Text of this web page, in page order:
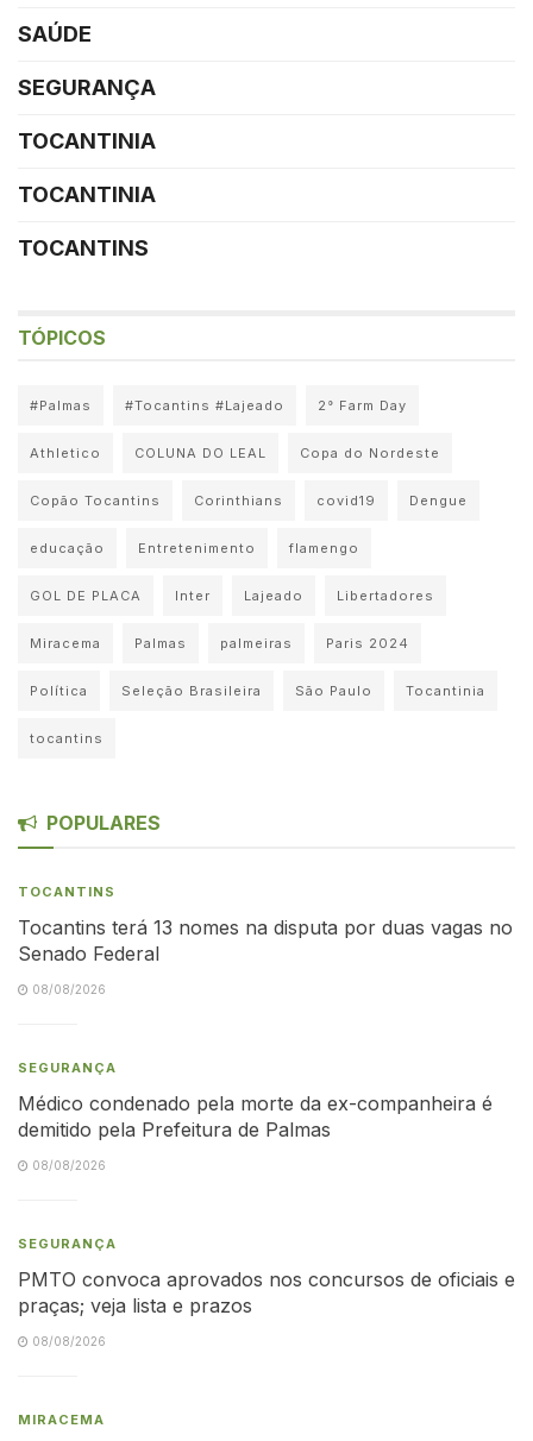
SAÚDE
SEGURANÇA
TOCANTINIA
TOCANTINIA
TOCANTINS
TÓPICOS
#Palmas #Tocantins #Lajeado 2° Farm Day
Athletico COLUNA DO LEAL Copa do Nordeste
Copão Tocantins Corinthians covid19 Dengue
educação Entretenimento flamengo
GOL DE PLACA Inter Lajeado Libertadores
Miracema Palmas palmeiras Paris 2024
Política Seleção Brasileira São Paulo Tocantinia
tocantins
POPULARES
TOCANTINS
Tocantins terá 13 nomes na disputa por duas vagas no
Senado Federal
08/08/2026
SEGURANÇA
Médico condenado pela morte da ex-companheira é
demitido pela Prefeitura de Palmas
08/08/2026
SEGURANÇA
PMTO convoca aprovados nos concursos de oficiais e
praças; veja lista e prazos
08/08/2026
MIRACEMA